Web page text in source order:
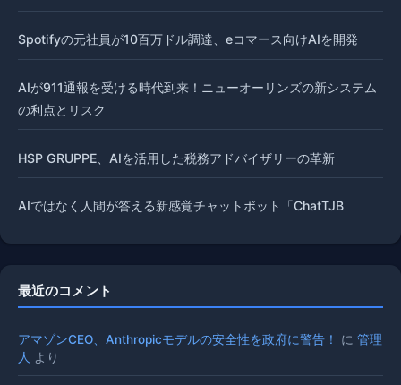
Spotifyの元社員が10百万ドル調達、eコマース向けAIを開発
AIが911通報を受ける時代到来！ニューオーリンズの新システム
の利点とリスク
HSP GRUPPE、AIを活用した税務アドバイザリーの革新
AIではなく人間が答える新感覚チャットボット「ChatTJB
最近のコメント
アマゾンCEO、Anthropicモデルの安全性を政府に警告！ に 管理
人 より